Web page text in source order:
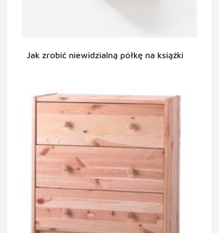
Jak zrobić niewidzialną półkę na książki